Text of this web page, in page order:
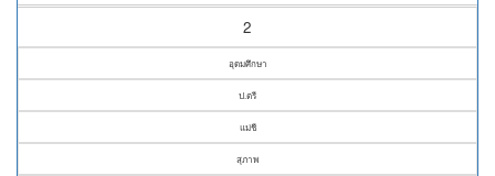
2
อุดมศึกษา
ป.ตรี
แม่ชี
สุภาพ